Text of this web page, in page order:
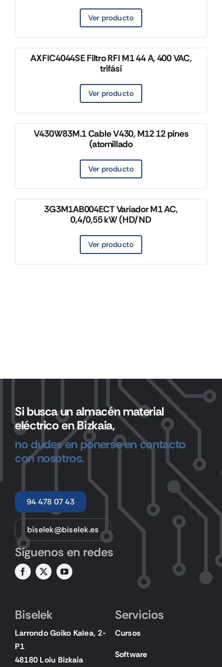
Ver producto
AXFIC4044SE Filtro RFI M1 44 A, 400 VAC,
trifási
Ver producto
V430W83M.1 Cable V430, M12 12 pines
(atornillado
Ver producto
3G3M1AB004ECT Variador M1 AC,
0,4/0,55 kW (HD/ND
Ver producto
Si busca un almacén material
eléctrico en Bizkaia,
no dudes en ponerse en contacto
con nosotros.
94 478 07 43
biselek@biselek.es
Síguenos en redes
Biselek
Larrondo Goiko Kalea, 2-
P1
48180 Loiu Bizkaia
Servicios
Cursos
Software